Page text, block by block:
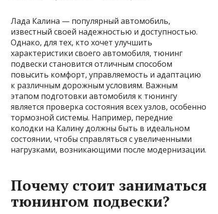
Лада Калина — популярный автомобиль,
известный своей надежностью и доступностью.
Однако, для тех, кто хочет улучшить
характеристики своего автомобиля, тюнинг
подвески становится отличным способом
повысить комфорт, управляемость и адаптацию
к различным дорожным условиям. Важным
этапом подготовки автомобиля к тюнингу
является проверка состояния всех узлов, особенно
тормозной системы. Например, передние
колодки на Калину должны быть в идеальном
состоянии, чтобы справляться с увеличенными
нагрузками, возникающими после модернизации.
Почему стоит заниматься
тюнингом подвески?